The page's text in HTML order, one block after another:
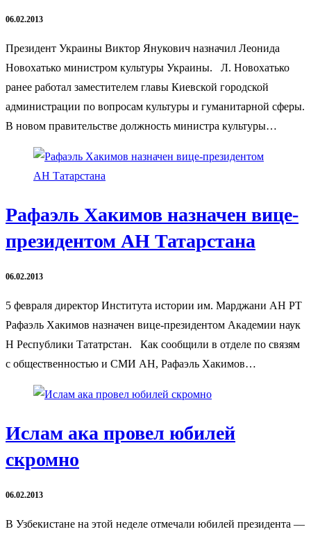
06.02.2013
Президент Украины Виктор Янукович назначил Леонида
Новохатько министром культуры Украины. Л. Новохатько
ранее работал заместителем главы Киевской городской
администрации по вопросам культуры и гуманитарной сферы.
В новом правительстве должность министра культуры…
Рафаэль Хакимов назначен вице-
президентом АН Татарстана
06.02.2013
5 февраля директор Института истории им. Марджани АН РТ
Рафаэль Хакимов назначен вице-президентом Академии наук
Н Республики Тататрстан. Как сообщили в отделе по связям
с общественностью и СМИ АН, Рафаэль Хакимов…
Ислам ака провел юбилей
скромно
06.02.2013
В Узбекистане на этой неделе отмечали юбилей президента —